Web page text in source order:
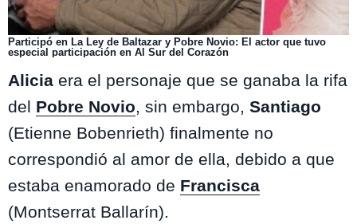
Participó en La Ley de Baltazar y Pobre Novio: El actor que tuvo
especial participación en Al Sur del Corazón
Alicia era el personaje que se ganaba la rifa
del Pobre Novio , sin embargo, Santiago
(Etienne Bobenrieth) finalmente no
correspondió al amor de ella, debido a que
estaba enamorado de Francisca
(Montserrat Ballarín).